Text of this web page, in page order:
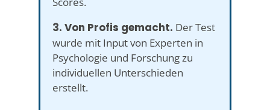
3. Von Profis gemacht. Der Test
wurde mit Input von Experten in
Psychologie und Forschung zu
individuellen Unterschieden
erstellt.